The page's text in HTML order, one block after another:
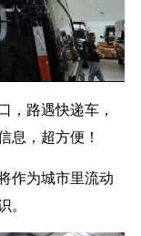
路遇快递车，
息，超方便！
为城市里流动